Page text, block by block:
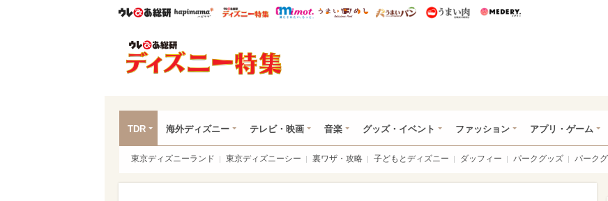
ウレぴあ総研ハピママ* ウレぴあ総研 ディズニー特集
mimot. うまいめし うまいパン うまい肉
TDR 海外ディズニー テレビ・映画 音楽 グッズ・イベント ファッション アプリ・ゲーム
東京ディズニーランド 東京ディズニーシー 裏ワザ・攻略 子どもとディズニー ダッフィー パークグッズ パーク